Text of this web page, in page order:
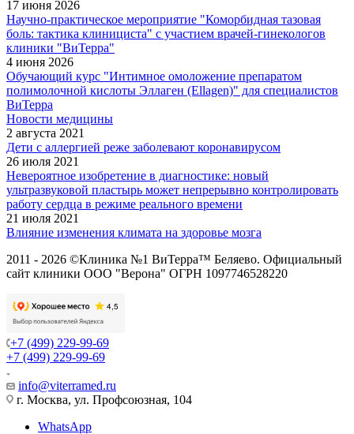
17 июня 2026
Научно-практическое мероприятие "Коморбидная тазовая
боль: тактика клинициста" с участием врачей-гинекологов
клиники "ВиТерра"
4 июня 2026
Обучающий курс "Интимное омоложение препаратом
полимолочной кислоты Эллаген (Ellagen)" для специалистов
ВиТерра
Новости медицины
2 августа 2021
Дети с аллергией реже заболевают коронавирусом
26 июля 2021
Невероятное изобретение в диагностике: новый
ультразвуковой пластырь может непрерывно контролировать
работу сердца в режиме реального времени
21 июля 2021
Влияние изменения климата на здоровье мозга
2011 - 2026 ©Клиника №1 ВиТерра™ Беляево. Официальный
сайт клиники ООО "Верона" ОГРН 1097746528220
+7 (499) 229-99-69
+7 (499) 229-99-69
info@viterramed.ru
г. Москва, ул. Профсоюзная, 104
WhatsApp